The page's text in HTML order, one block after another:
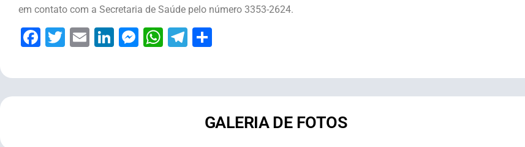
em contato com a Secretaria de Saúde pelo número 3353-2624.
Facebook
Twitter
EmailLinkedIn
Messenger
WhatsApp
Telegram
GALERIA DE FOTOS